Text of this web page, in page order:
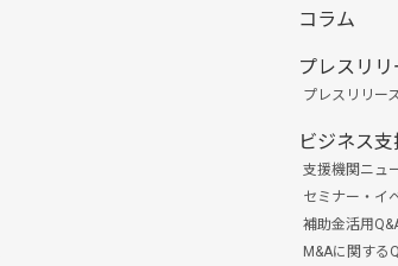
コラム
プレスリリ
プレスリリー
ビジネス支
支援機関ニュ
セミナー・イ
補助金活用
M&Aに関する